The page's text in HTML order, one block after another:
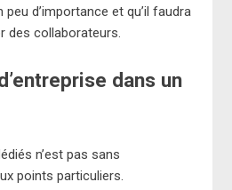
peu d’importance et qu’il faudra
des collaborateurs.
dans un
n’est pas sans
points particuliers.